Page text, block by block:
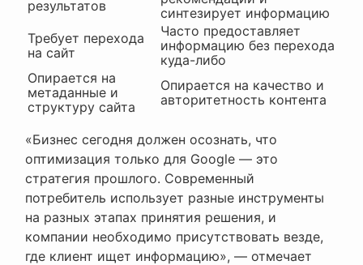
результатов
синтезирует информацию
Требует перехода
на сайт
Часто предоставляет
информацию без перехода
куда-либо
Опирается на
метаданные и
структуру сайта
Опирается на качество и
авторитетность контента
«Бизнес сегодня должен осознать, что
оптимизация только для Google — это
стратегия прошлого. Современный
потребитель использует разные инструменты
на разных этапах принятия решения, и
компании необходимо присутствовать везде,
где клиент ищет информацию», — отмечает